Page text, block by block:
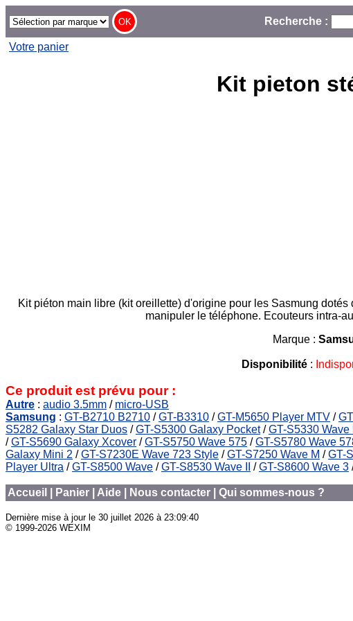
Recherche :
Votre panier
Kit pieton
Kit piéton main libre (kit oreillette) d'origine pour les Sasmung
manipuler le téléphone. Ecouteurs intra-
Marque :
Disponibilité :
Ce produit est prévu pour :
Autre : audio 3.5mm / micro-USB
Samsung : GT-B2710 B2710 /GT-B3310 /GT-M5650 Player MTV /
S5282 Galaxy Star Duos /GT-S5300 Galaxy Pocket/GT-S5330 Wave
/GT-S5690 Galaxy Xcover /GT-S5750 Wave 575 /GT-S5780 Wave
Galaxy Mini 2 /GT-S7230E Wave 723 Style /GT-S7250 Wave M /GT-
Player Ultra /GT-S8500 Wave /GT-S8530 Wave II /GT-S8600 Wave 3
Accueil Panier Aide Nous contacter Qui sommes-nous ?
Dernière mise à jour le 30 juillet 2026 à 23:09:40
© 1999-2026 WEXIM